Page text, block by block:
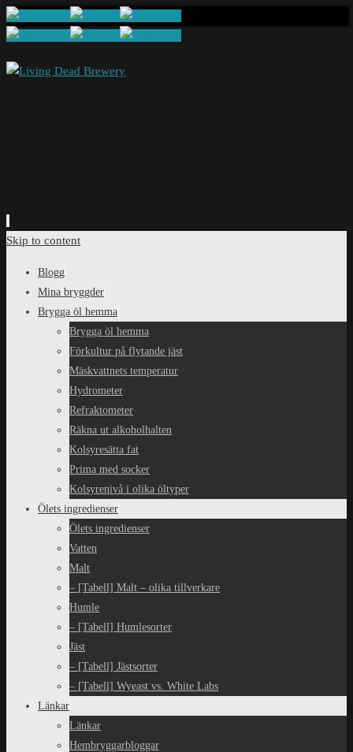
Skip to content
Blogg
Mina bryggder
Brygga öl hemma
Brygga öl hemma
Förkultur på flytande jäst
Mäskvattnets temperatur
Hydrometer
Refraktometer
Räkna ut alkoholhalten
Kolsyresätta fat
Prima med socker
Kolsyrenivå i olika öltyper
Ölets ingredienser
Ölets ingredienser
Vatten
Malt
– [Tabell] Malt – olika tillverkare
Humle
– [Tabell] Humlesorter
Jäst
– [Tabell] Jästsorter
– [Tabell] Wyeast vs. White Labs
Länkar
Länkar
Hembryggarbloggar